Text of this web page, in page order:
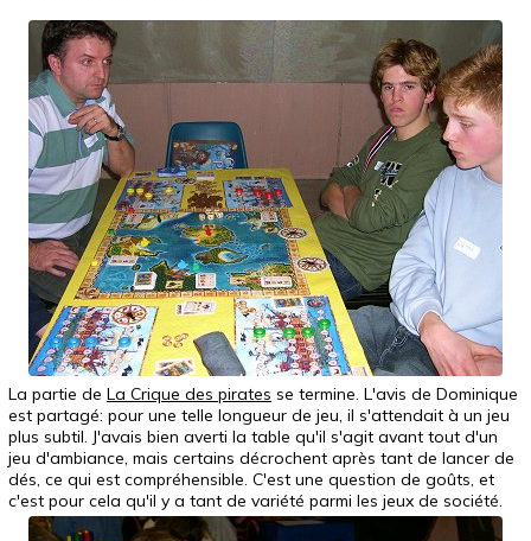
La partie de La Crique des pirates se termine. L'avis de Dominique
est partagé: pour une telle longueur de jeu, il s'attendait à un jeu
plus subtil. J'avais bien averti la table qu'il s'agit avant tout d'un
jeu d'ambiance, mais certains décrochent après tant de lancer de
dés, ce qui est compréhensible. C'est une question de goûts, et
c'est pour cela qu'il y a tant de variété parmi les jeux de société.